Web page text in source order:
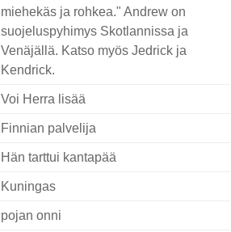
miehekäs ja rohkea." Andrew on
suojeluspyhimys Skotlannissa ja
Venäjällä. Katso myös Jedrick ja
Kendrick.
Voi Herra lisää
Finnian palvelija
Hän tarttui kantapää
Kuningas
pojan onni